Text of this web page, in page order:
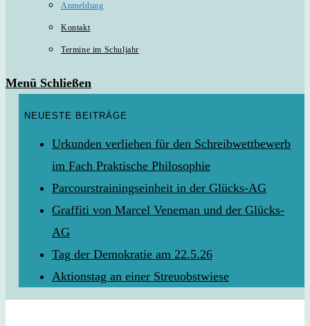
Anmeldung
Kontakt
Termine im Schuljahr
Menü Schließen
NEUESTE BEITRÄGE
Urkunden verliehen für den Schreibwettbewerb
im Fach Praktische Philosophie
Parcourstrainingseinheit in der Glücks-AG
Graffiti von Marcel Veneman und der Glücks-
AG
Tag der Demokratie am 22.5.26
Aktionstag an einer Streuobstwiese